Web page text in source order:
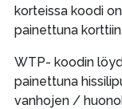
korteissa koodi on
painettuna
WTP- koodin
painettuna
vanhojen /